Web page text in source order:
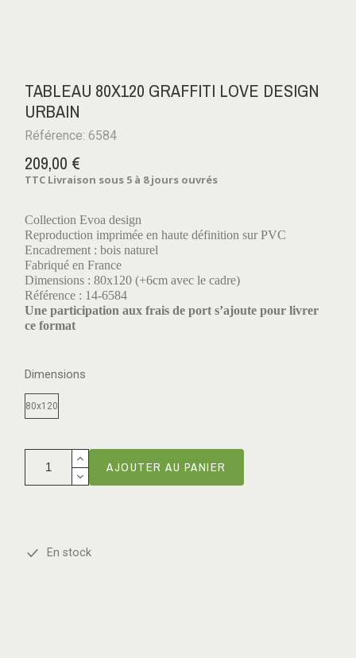
TABLEAU 80X120 GRAFFITI LOVE DESIGN
URBAIN
Référence: 6584
209,00 €
TTC Livraison sous 5 à 8 jours ouvrés
Collection Evoa design
Reproduction imprimée en haute définition sur PVC
Encadrement : bois naturel
Fabriqué en France
Dimensions : 80x120 (+6cm avec le cadre)
Référence : 14-6584
Une participation aux frais de port s’ajoute pour livrer
ce format
Dimensions
80x120
AJOUTER AU PANIER
En stock